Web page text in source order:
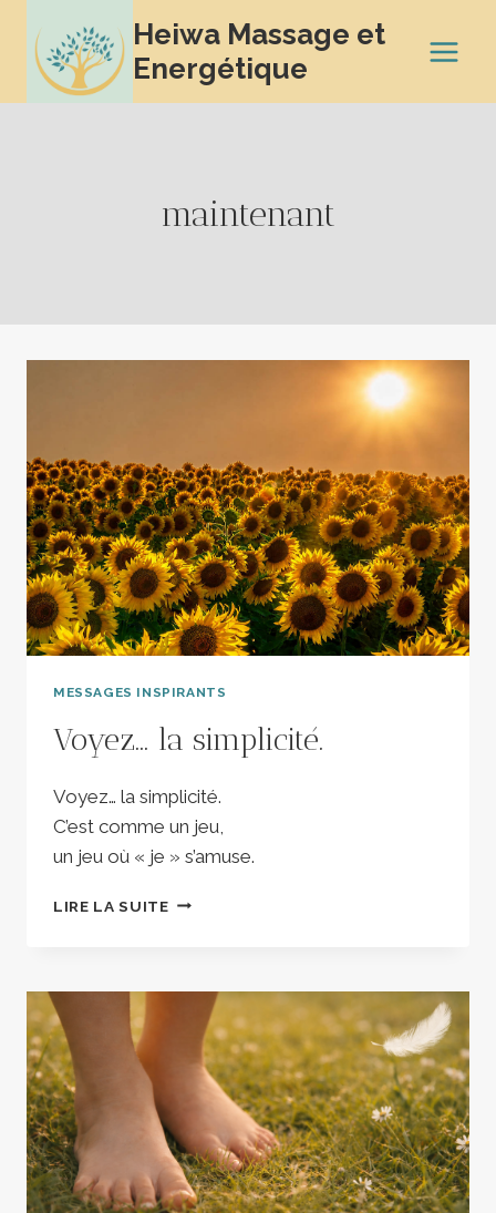
contenu
Heiwa Massage et
Energétique
maintenant
MESSAGES INSPIRANTS
Voyez… la simplicité.
Voyez… la simplicité.
C’est comme un jeu,
un jeu où « je » s’amuse.
LIRE LA SUITEVOYEZ…